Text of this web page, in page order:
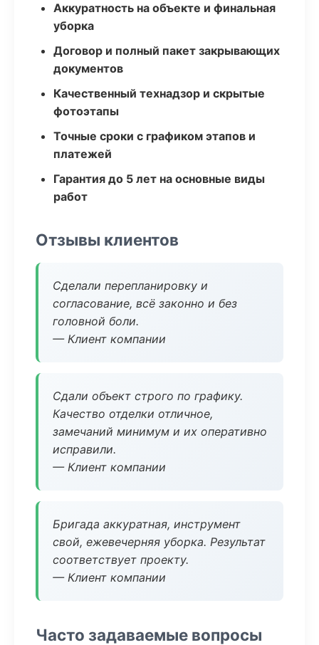
Аккуратность на объекте и финальная
уборка
Договор и полный пакет закрывающих
документов
Качественный технадзор и скрытые
фотоэтапы
Точные сроки с графиком этапов и
платежей
Гарантия до 5 лет на основные виды
работ
Отзывы клиентов
Сделали перепланировку и
согласование, всё законно и без
головной боли.
— Клиент компании
Сдали объект строго по графику.
Качество отделки отличное,
замечаний минимум и их оперативно
исправили.
— Клиент компании
Бригада аккуратная, инструмент
свой, ежевечерняя уборка. Результат
соответствует проекту.
— Клиент компании
Часто задаваемые вопросы